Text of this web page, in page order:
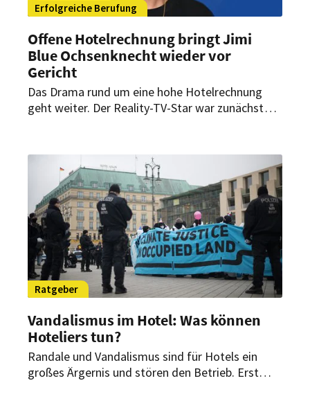
Erfolgreiche Berufung
Offene Hotelrechnung bringt Jimi
Blue Ochsenknecht wieder vor
Gericht
Das Drama rund um eine hohe Hotelrechnung
geht weiter. Der Reality-TV-Star war zunächst
Anklägern aber nicht aus.
Ratgeber
Vandalismus im Hotel: Was können
Hoteliers tun?
Randale und Vandalismus sind für Hotels ein
großes Ärgernis und stören den Betrieb. Erst